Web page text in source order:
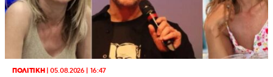
ΠΟΛΙΤΙΚΗ|05.08.2026 | 16:47